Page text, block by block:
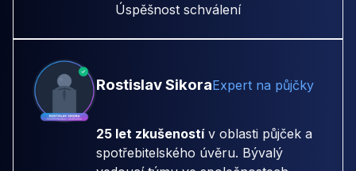
Úspěšnost schválení
Rostislav SikoraExpert na půjčky
25 let zkušenostív oblasti půjček a
spotřebitelského úvěru. Bývalý